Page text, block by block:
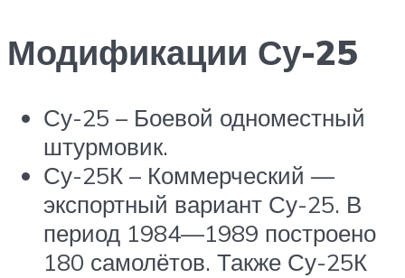
Модификации Су-25
Су-25 – Боевой одноместный
штурмовик.
Су-25К – Коммерческий —
экспортный вариант Су-25. В
период 1984—1989 построено
180 самолётов. Также Су-25К